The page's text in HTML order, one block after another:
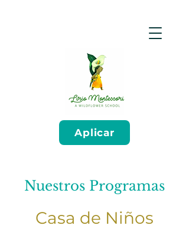
Aplicar
Nuestros Programas
Casa de Niños